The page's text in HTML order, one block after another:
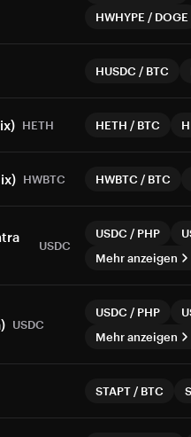
HWHYPE / DOGE
HUSDC / BTC
HETH HETH / BTC
HWBTC HWBTC / BTC
USDC
USDC / PHP
Mehr anzeigen
USDC
USDC / PHP
Mehr anzeigen
STAPT / BTC